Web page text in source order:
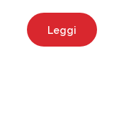
Leggi